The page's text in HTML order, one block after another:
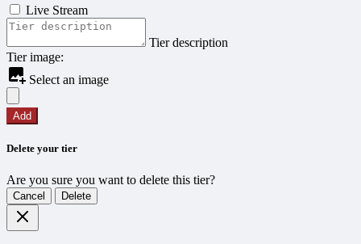
Live Stream
Tier description
Tier image:
Select an image
Add
Delete your tier
Are you sure you want to delete this tier?
Cancel Delete